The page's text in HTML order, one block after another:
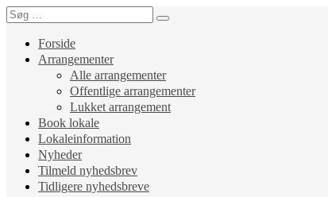
Forside
Arrangementer
Alle arrangementer
Offentlige arrangementer
Lukket arrangement
Book lokale
Lokaleinformation
Nyheder
Tilmeld nyhedsbrev
Tidligere nyhedsbreve